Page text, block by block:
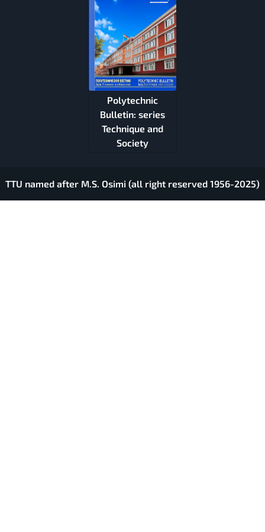
Polytechnic
Bulletin: series
Technique and
Society
TTU named after M.S. Osimi (all right reserved 1956-2025)